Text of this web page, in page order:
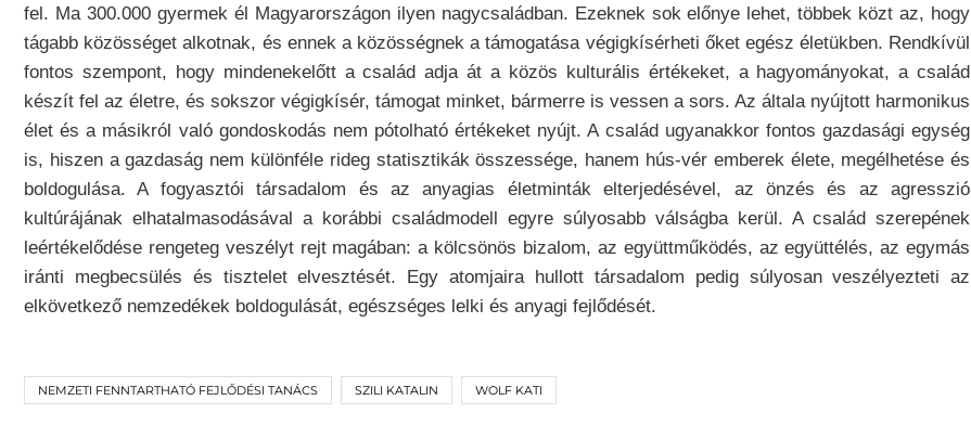
fel. Ma 300.000 gyermek él Magyarországon ilyen nagycsaládban. Ezeknek sok előnye lehet, többek közt az, hogy
tágabb közösséget alkotnak, és ennek a közösségnek a támogatása végigkísérheti őket egész életükben. Rendkívül
fontos szempont, hogy mindenekelőtt a család adja át a közös kulturális értékeket, a hagyományokat, a család
készít fel az életre, és sokszor végigkísér, támogat minket, bármerre is vessen a sors. Az általa nyújtott harmonikus
élet és a másikról való gondoskodás nem pótolható értékeket nyújt. A család ugyanakkor fontos gazdasági egység
is, hiszen a gazdaság nem különféle rideg statisztikák összessége, hanem hús-vér emberek élete, megélhetése és
boldogulása. A fogyasztói társadalom és az anyagias életminták elterjedésével, az önzés és az agresszió
kultúrájának elhatalmasodásával a korábbi családmodell egyre súlyosabb válságba kerül. A család szerepének
leértékelődése rengeteg veszélyt rejt magában: a kölcsönös bizalom, az együttműködés, az együttélés, az egymás
iránti megbecsülés és tisztelet elvesztését. Egy atomjaira hullott társadalom pedig súlyosan veszélyezteti az
elkövetkező nemzedékek boldogulását, egészséges lelki és anyagi fejlődését.
NEMZETI FENNTARTHATÓ FEJLŐDÉSI TANÁCS SZILI KATALIN WOLF KATI